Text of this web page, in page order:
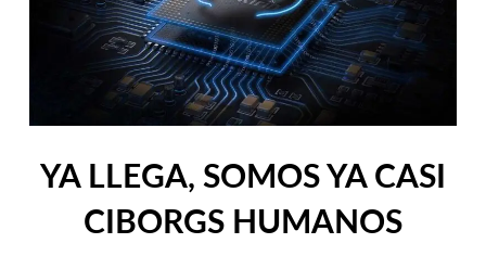
YA LLEGA, SOMOS YA CASI
CIBORGS HUMANOS